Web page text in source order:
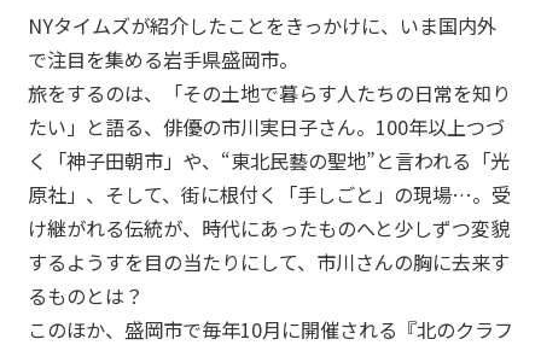
NYタイムズが紹介したことをきっかけに、いま国内外
で注目を集める岩手県盛岡市。
旅をするのは、「その土地で暮らす人たちの日常を知り
たい」と語る、俳優の市川実日子さん。100年以上つづ
く「神子田朝市」や、“東北民藝の聖地”と言われる「光
原社」、そして、街に根付く「手しごと」の現場…。受
け継がれる伝統が、時代にあったものへと少しずつ変貌
するようすを目の当たりにして、市川さんの胸に去来す
るものとは？
このほか、盛岡市で毎年10月に開催される『北のクラフ